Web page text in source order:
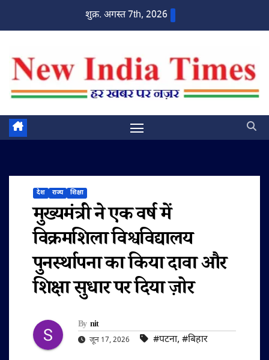
शुक्र. अगस्त 7th, 2026
देश राज्य शिक्षा
मुख्यमंत्री ने एक वर्ष में
विक्रमशिला विश्वविद्यालय
पुनर्स्थापना का किया दावा और
शिक्षा सुधार पर दिया ज़ोर
By nit
जून 17, 2026 #पटना, #बिहार